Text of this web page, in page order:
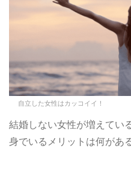
自立した女性はカッコイイ！
結婚しない女性が増えてい
身でいるメリットは何があ